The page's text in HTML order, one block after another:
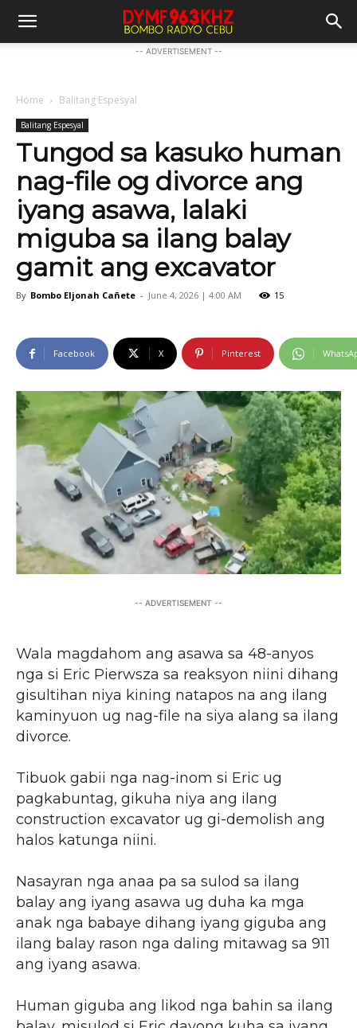
-- ADVERTISEMENT --
Home Balitang Espesyal
Balitang Espesyal
Tungod sa kasuko human
nag-file og divorce ang
iyang asawa, lalaki
miguba sa ilang balay
gamit ang excavator
By Bombo Eljonah Cañete - June 4, 2026 | 4:00 AM 15
Facebook X Pinterest
-- ADVERTISEMENT --
Wala magdahom ang asawa sa 48-anyos
nga si Eric Pierwsza sa reaksyon niini dihang
gisultihan niya kining natapos na ang ilang
kaminyuon ug nag-file na siya alang sa ilang
divorce.
Tibuok gabii nga nag-inom si Eric ug
pagkabuntag, gikuha niya ang ilang
construction excavator ug gi-demolish ang
halos katunga niini.
Nasayran nga anaa pa sa sulod sa ilang
balay ang iyang asawa ug duha ka mga
anak nga babaye dihang iyang giguba ang
ilang balay rason nga daling mitawag sa 911
ang iyang asawa.
Human giguba ang likod nga bahin sa ilang